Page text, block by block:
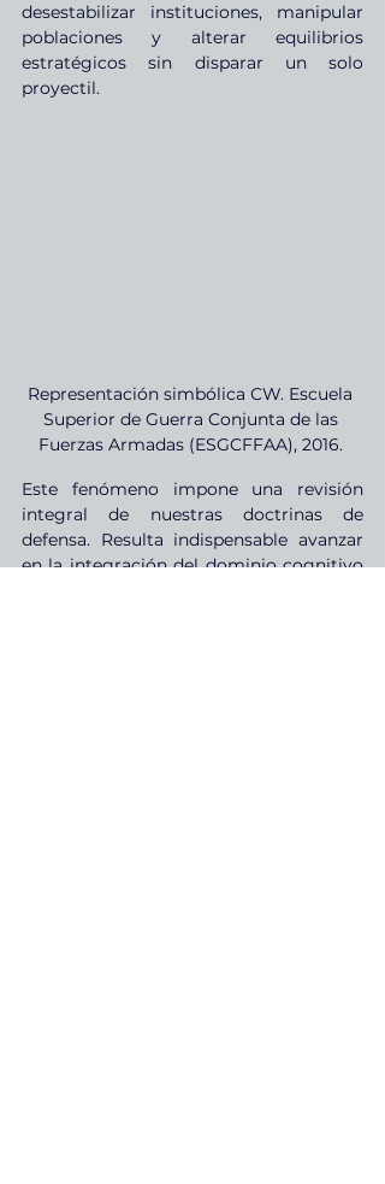
desestabilizar instituciones, manipular
poblaciones y alterar equilibrios
estratégicos sin disparar un solo
proyectil.
Representación simbólica CW. Escuela
Superior de Guerra Conjunta de las
Fuerzas Armadas (ESGCFFAA), 2016.
Este fenómeno impone una revisión
integral de nuestras doctrinas de
defensa. Resulta indispensable avanzar
en la integración del dominio cognitivo